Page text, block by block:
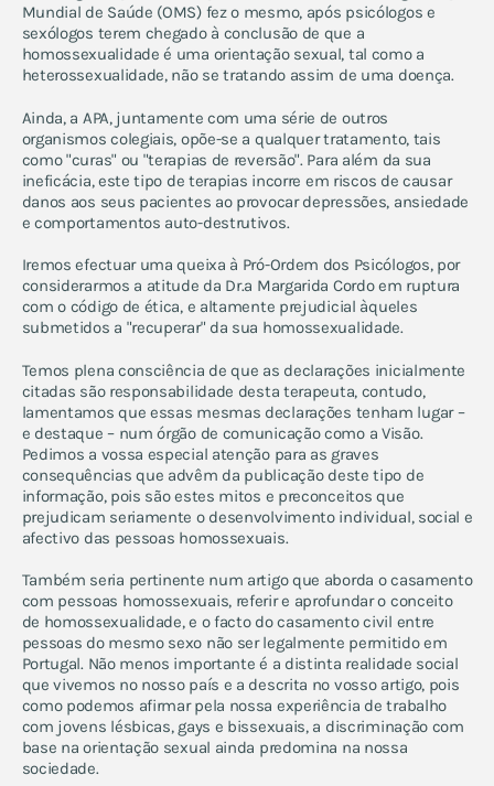
Mundial de Saúde (OMS) fez o mesmo, após psicólogos e
sexólogos terem chegado à conclusão de que a
homossexualidade é uma orientação sexual, tal como a
heterossexualidade, não se tratando assim de uma doença.
Ainda, a APA, juntamente com uma série de outros
organismos colegiais, opõe-se a qualquer tratamento, tais
como "curas" ou "terapias de reversão". Para além da sua
ineficácia, este tipo de terapias incorre em riscos de causar
danos aos seus pacientes ao provocar depressões, ansiedade
e comportamentos auto-destrutivos.
Iremos efectuar uma queixa à Pró-Ordem dos Psicólogos, por
considerarmos a atitude da Dr.ª Margarida Cordo em ruptura
com o código de ética, e altamente prejudicial àqueles
submetidos a "recuperar" da sua homossexualidade.
Temos plena consciência de que as declarações inicialmente
citadas são responsabilidade desta terapeuta, contudo,
lamentamos que essas mesmas declarações tenham lugar –
e destaque – num órgão de comunicação como a Visão.
Pedimos a vossa especial atenção para as graves
consequências que advêm da publicação deste tipo de
informação, pois são estes mitos e preconceitos que
prejudicam seriamente o desenvolvimento individual, social e
afectivo das pessoas homossexuais.
Também seria pertinente num artigo que aborda o casamento
com pessoas homossexuais, referir e aprofundar o conceito
de homossexualidade, e o facto do casamento civil entre
pessoas do mesmo sexo não ser legalmente permitido em
Portugal. Não menos importante é a distinta realidade social
que vivemos no nosso país e a descrita no vosso artigo, pois
como podemos afirmar pela nossa experiência de trabalho
com jovens lésbicas, gays e bissexuais, a discriminação com
base na orientação sexual ainda predomina na nossa
sociedade.